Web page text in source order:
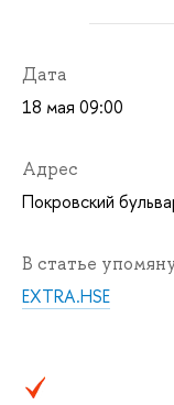
Дата
18 мая 09:00
Адрес
Покровский
В статье
EXTRA.HSE